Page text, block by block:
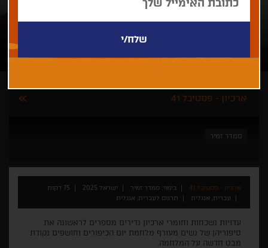
ארכיון - פסטיבל 41
סמדר זמיר
ארכיון - פסטיבל 41 בימוי: סמדר זמיר ישראל 2025
75 דקות
עברית, אנגלית
תרגום לעברית, אנגלית
עדויות נשכחות וחומרי ארכיון נדירים מספרים לראשונה את
סיפוריהן של נשים מעורף מלחמת יום הכיפורים וחושפים נקודת
מבט חדשה על המלחמה.